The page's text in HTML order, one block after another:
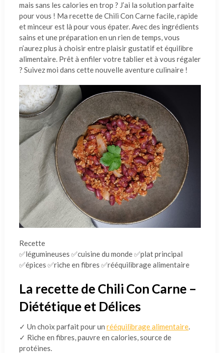
mais sans les calories en trop ? J’ai la solution parfaite
pour vous ! Ma recette de Chili Con Carne facile, rapide
et minceur est là pour vous épater. Avec des ingrédients
sains et une préparation en un rien de temps, vous
n’aurez plus à choisir entre plaisir gustatif et équilibre
alimentaire. Prêt à enfiler votre tablier et à vous régaler
? Suivez moi dans cette nouvelle aventure culinaire !
Recette
✅légumineuses ✅cuisine du monde ✅plat principal
✅épices ✅riche en fibres ✅rééquilibrage alimentaire
La recette de Chili Con Carne –
Diététique et Délices
✓ Un choix parfait pour un rééquilibrage alimentaire.
✓ Riche en fibres, pauvre en calories, source de
protéines.